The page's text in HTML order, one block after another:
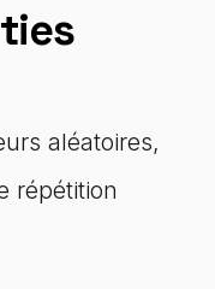
aléatoires,
répétition